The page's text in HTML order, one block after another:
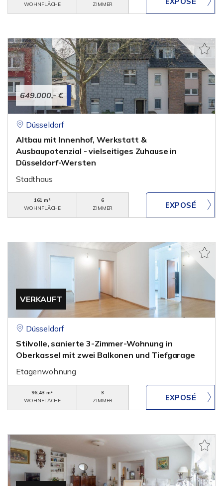
WOHNFLÄCHE
ZIMMER
649.000,- €
Düsseldorf
Altbau mit Innenhof, Werkstatt &
Ausbaupotenzial - vielseitiges Zuhause in
Düsseldorf-Wersten
Stadthaus
161 m²
WOHNFLÄCHE
6
ZIMMER
VERKAUFT
Düsseldorf
Stilvolle, sanierte 3-Zimmer-Wohnung in
Oberkassel mit zwei Balkonen und Tiefgarage
Etagenwohnung
96,43 m²
WOHNFLÄCHE
3
ZIMMER